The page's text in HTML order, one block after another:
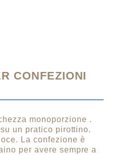
CONFEZIONI
monoporzione .
un pratico pirottino.
La confezione è
per avere sempre a